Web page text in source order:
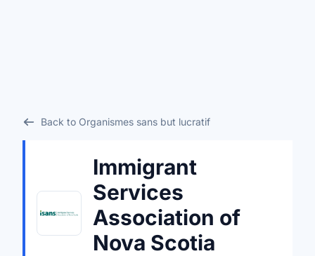
Back to Organismes sans but lucratif
Immigrant
Services
Association of
Nova Scotia